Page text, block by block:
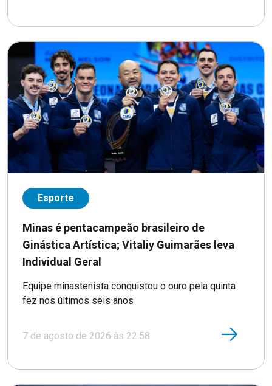
Esporte
Minas é pentacampeão brasileiro de
Ginástica Artística; Vitaliy Guimarães leva
Individual Geral
Equipe minastenista conquistou o ouro pela quinta
fez nos últimos seis anos
7 de agosto de 2026 às 22:58